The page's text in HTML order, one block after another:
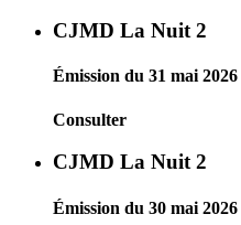
CJMD La Nuit 2
Émission du 31 mai 2026
Consulter
CJMD La Nuit 2
Émission du 30 mai 2026